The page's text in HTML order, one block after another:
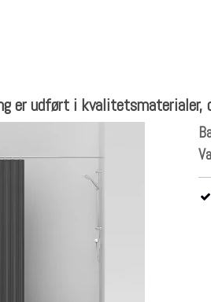
er udført i kvalitetsmaterialer,